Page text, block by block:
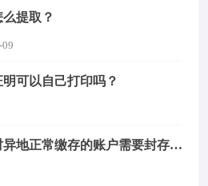
提取？
可以自己打印吗？
深圳自己缴纳公积金时异地正常缴存的账户需要封存吗？